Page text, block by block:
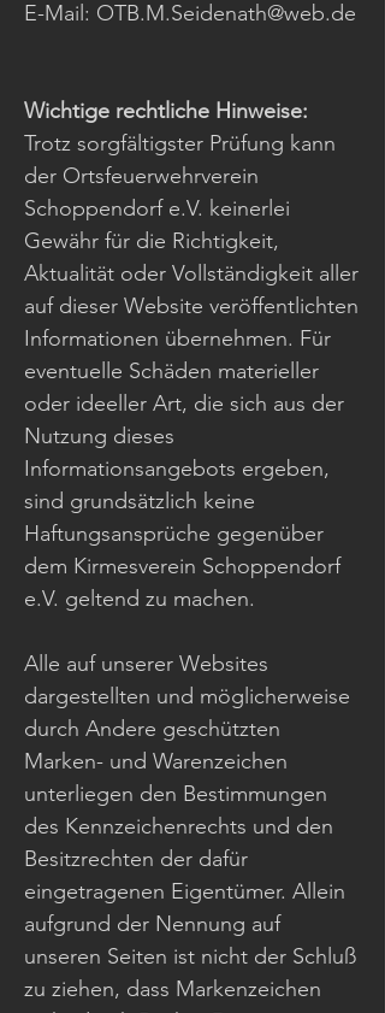
E-Mail: OTB.M.Seidenath@web.de
Wichtige rechtliche Hinweise:
Trotz sorgfältigster Prüfung kann
der Ortsfeuerwehrverein
Schoppendorf e.V. keinerlei
Gewähr für die Richtigkeit,
Aktualität oder Vollständigkeit aller
auf dieser Website veröffentlichten
Informationen übernehmen. Für
eventuelle Schäden materieller
oder ideeller Art, die sich aus der
Nutzung dieses
Informationsangebots ergeben,
sind grundsätzlich keine
Haftungsansprüche gegenüber
dem Kirmesverein Schoppendorf
e.V. geltend zu machen.
Alle auf unserer Websites
dargestellten und möglicherweise
durch Andere geschützten
Marken- und Warenzeichen
unterliegen den Bestimmungen
des Kennzeichenrechts und den
Besitzrechten der dafür
eingetragenen Eigentümer. Allein
aufgrund der Nennung auf
unseren Seiten ist nicht der Schluß
zu ziehen, dass Markenzeichen